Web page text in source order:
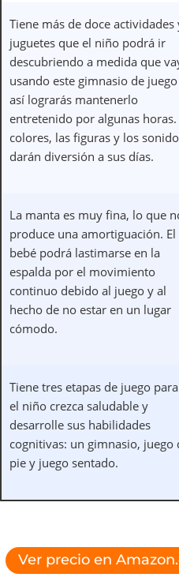
Tiene más de doce actividades
juguetes que el niño podrá ir
descubriendo a medida que
usando este gimnasio de
así lograrás mantenerlo
entretenido por algunas horas.
colores, las figuras y los
darán diversión a sus días.
La manta es muy fina, lo que
produce una amortiguación. El
bebé podrá lastimarse en la
espalda por el movimiento
continuo debido al juego y al
hecho de no estar en un lugar
cómodo.
Tiene tres etapas de juego
el niño crezca saludable y
desarrolle sus habilidades
cognitivas: un gimnasio, juego
pie y juego sentado.
Ver precio en